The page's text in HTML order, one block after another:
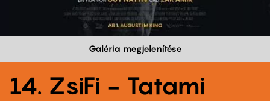
Galéria megjelenítése
14. ZsiFi - Tatami